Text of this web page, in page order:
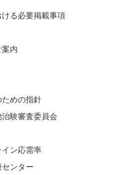
る必要掲載事項
案内
めの指針
験審査委員会
ン応需率
センター